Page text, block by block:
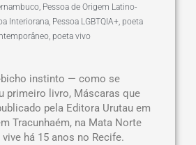
, Pessoa de Origem Latino-
Interiorana, Pessoa LGBTQIA+, poeta
, poeta vivo
bicho instinto — como se
primeiro livro, Máscaras que
pela Editora Urutau em
Tracunhaém, na Mata Norte
há 15 anos no Recife.